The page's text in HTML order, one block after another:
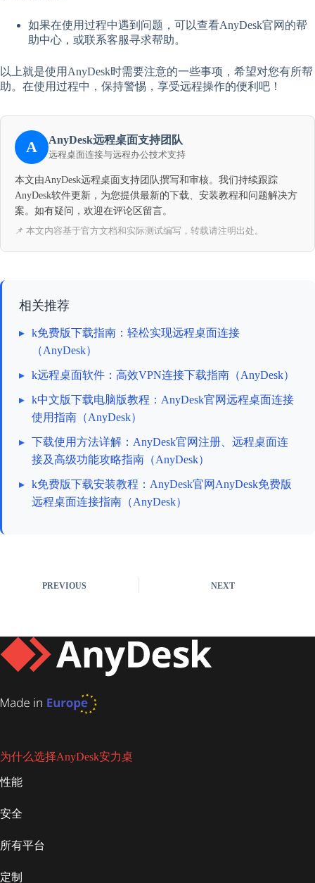
如果在使用过程中遇到问题，可以查看AnyDesk官网的帮
助中心，或联系客服寻求帮助。
以上就是使用AnyDesk时需要注意的一些事项，希望对您有所帮
助。在使用过程中，保持警惕，享受远程操作的便利吧！
A AnyDesk远程桌面支持团队
远程桌面连接与远程办公技术支持
本文由AnyDesk远程桌面支持团队撰写和审核。我们持续跟踪
AnyDesk软件更新，为您提供最新的下载、安装教程和问题解决方
案。如有疑问，欢迎在评论区留言。
📌 本文内容基于官方文档和实际测试编写，转载请注明出处。
相关推荐
▸ k免费版下载指南：轻松实现远程桌面连接
（AnyDesk）
▸ k远程桌面软件：高效VPN连接下载指南（AnyDesk）
▸ k中文版下载电脑版教程：AnyDesk官网远程桌面连接
使用指南（AnyDesk）
▸ 下载使用方法详解：AnyDesk官网注册、远程桌面连
接及高级功能攻略指南（AnyDesk）
▸ k免费版下载安装教程：AnyDesk官网AnyDesk免费版
远程桌面连接指南（AnyDesk）
PREVIOUS NEXT
为什么选择AnyDesk安力桌
性能
安全
所有平台
定制